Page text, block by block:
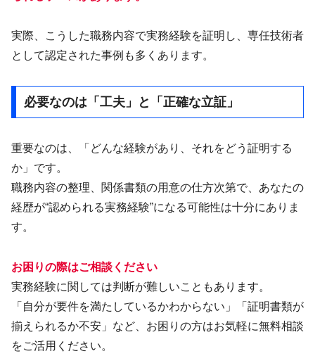
実際、こうした職務内容で実務経験を証明し、専任技術者
として認定された事例も多くあります。
必要なのは「工夫」と「正確な立証」
重要なのは、「どんな経験があり、それをどう証明する
か」です。
職務内容の整理、関係書類の用意の仕方次第で、あなたの
経歴が“認められる実務経験”になる可能性は十分にありま
す。
お困りの際はご相談ください
実務経験に関しては判断が難しいこともあります。
「自分が要件を満たしているかわからない」「証明書類が
揃えられるか不安」など、お困りの方はお気軽に無料相談
をご活用ください。